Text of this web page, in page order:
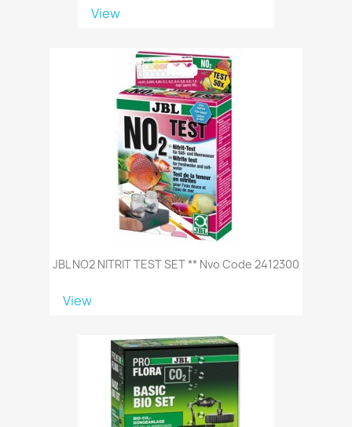
View
JBL NO2 NITRIT TEST SET ** Nvo Code 2412300
View